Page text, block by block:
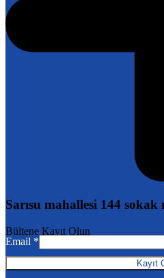
Sarısu mahallesi 144
Bültene Kayıt Olun
Email
Email *
Kayıt